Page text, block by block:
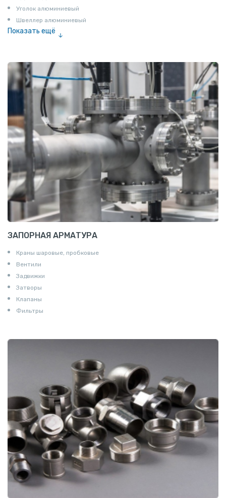
Уголок алюминиевый
Швеллер алюминиевый
Показать ещё
Шина электротехническая
Алюминиевая плита
Z профиль алюминиевый
Т профиль алюминиевый
Пруток квадратный алюминиевый
Полоса алюминиевая
Пруток шестигранный алюминиевый
ЗАПОРНАЯ АРМАТУРА
Краны шаровые, пробковые
Вентили
Задвижки
Затворы
Клапаны
Фильтры